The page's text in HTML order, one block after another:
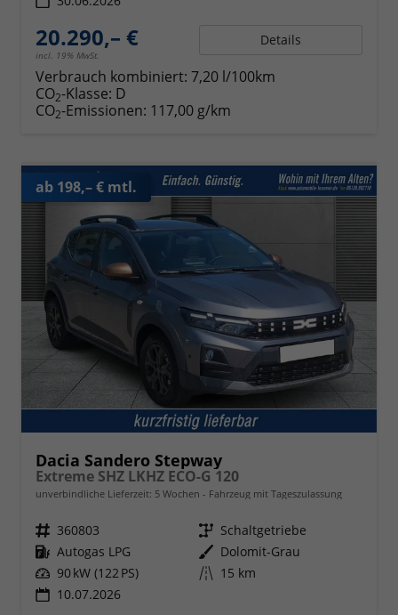
20.290,– €
incl. 19% MwSt.
Details
Verbrauch kombiniert: 7,20 l/100km
CO2-Klasse: D
CO2-Emissionen: 117,00 g/km
ab 198,– € mtl.
Dacia Sandero Stepway
Extreme SHZ LKHZ ECO-G 120
unverbindliche Lieferzeit: 5 Wochen Fahrzeug mit Tageszulassung
Fahrzeugnr. 360803 Getriebe Schaltgetriebe
Kraftstoff Autogas LPG Außenfarbe Dolomit-Grau
Leistung 90 kW (122 PS) Kilometerstand 15 km
10.07.2026